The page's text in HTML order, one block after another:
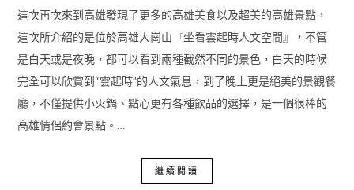
這次再次來到高雄發現了更多的高雄美食以及超美的高雄景點，
這次所介紹的是位於高雄大崗山『坐看雲起時人文空間』，不管
是白天或是夜晚，都可以看到兩種截然不同的景色，白天的時候
完全可以欣賞到“雲起時”的人文氣息，到了晚上更是絕美的景觀餐
廳，不僅提供小火鍋、點心更有各種飲品的選擇，是一個很棒的
高雄情侶約會景點。…
繼續閱讀